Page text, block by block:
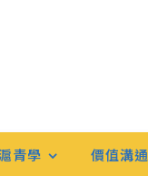
青學 價值溝通